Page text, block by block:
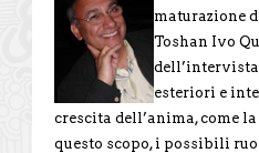
maturazione
Toshan Ivo
esteriori e
crescita dell’anima, come
questo scopo, i possibili